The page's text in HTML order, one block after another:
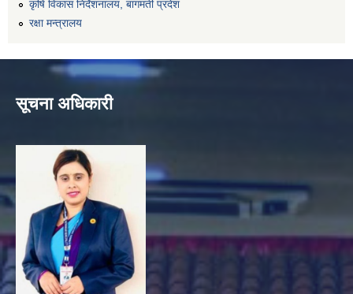
कृषि विकास निर्देशनालय, बागमती प्रदेश
रक्षा मन्त्रालय
सूचना अधिकारी